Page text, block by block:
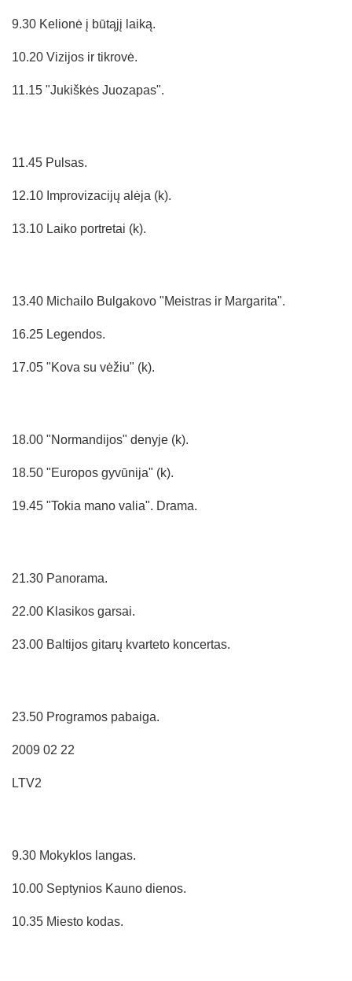
9.30 Kelionė į būtąjį laiką.
10.20 Vizijos ir tikrovė.
11.15 "Jukiškės Juozapas".
11.45 Pulsas.
12.10 Improvizacijų alėja (k).
13.10 Laiko portretai (k).
13.40 Michailo Bulgakovo "Meistras ir Margarita".
16.25 Legendos.
17.05 "Kova su vėžiu" (k).
18.00 "Normandijos" denyje (k).
18.50 "Europos gyvūnija" (k).
19.45 "Tokia mano valia". Drama.
21.30 Panorama.
22.00 Klasikos garsai.
23.00 Baltijos gitarų kvarteto koncertas.
23.50 Programos pabaiga.
2009 02 22
LTV2
9.30 Mokyklos langas.
10.00 Septynios Kauno dienos.
10.35 Miesto kodas.